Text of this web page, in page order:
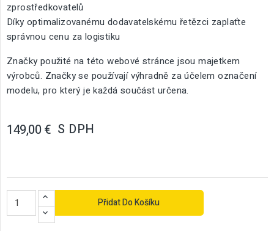
zprostředkovatelů
Díky optimalizovanému dodavatelskému řetězci zaplaťte
správnou cenu za logistiku
Značky použité na této webové stránce jsou majetkem
výrobců. Značky se používají výhradně za účelem označení
modelu, pro který je každá součást určena.
149,00 € S DPH
Přidat Do Košíku